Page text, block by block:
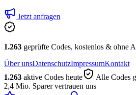
Jetzt anfragen
1.263 geprüfte Codes, kostenlos & ohne
Über unsDatenschutzImpressumKontakt
1.263 aktive Codes heute
Alle Codes
2,4 Mio. Sparer vertrauen uns